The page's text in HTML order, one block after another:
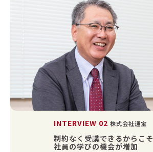
INTERVIEW 02 株式会社通宝
制約なく受講できるからこそ
社員の学びの機会が増加